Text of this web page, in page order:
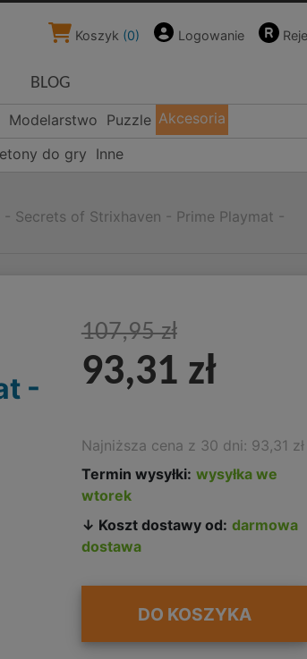
Koszyk (0) Logowanie
BLOG
Modelarstwo Puzzle Akcesoria
do gry Inne
Secrets of Strixhaven - Prime Playmat -
-
107,95 zł
93,31 zł
Najniższa cena z 30 dni: 93,31 zł
Termin wysyłki: wysyłka we
wtorek
↓ Koszt dostawy od: darmowa
dostawa
DO KOSZYKA